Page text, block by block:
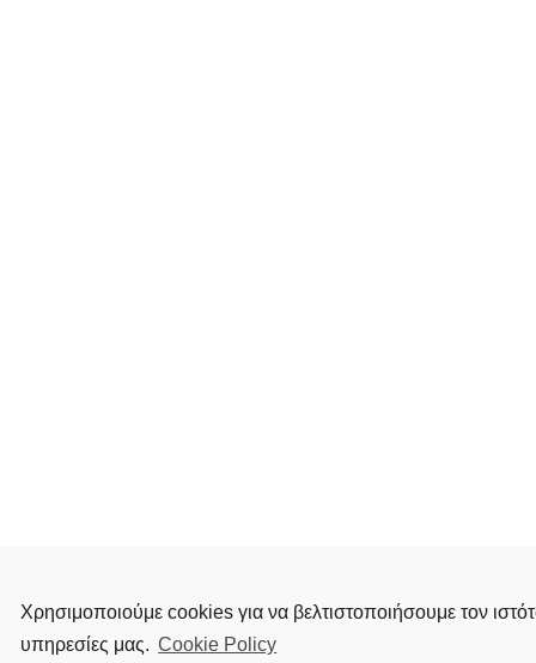
Χρησιμοποιούμε cookies για να βελτιστοποιήσουμε τον
υπηρεσίες μας. Cookie Policy